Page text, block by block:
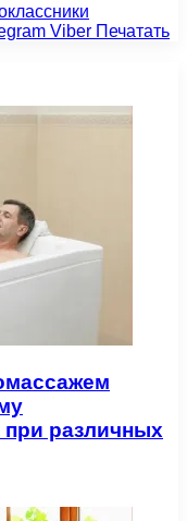
Viber Печатать
различных